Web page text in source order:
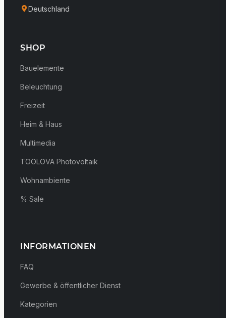
Deutschland
SHOP
Bauelemente
Beleuchtung
Freizeit
Heim & Haus
Multimedia
TOOLOVA Photovoltaik
Wohnambiente
% Sale
INFORMATIONEN
FAQ
Gewerbe & öffentlicher Dienst
Kategorien